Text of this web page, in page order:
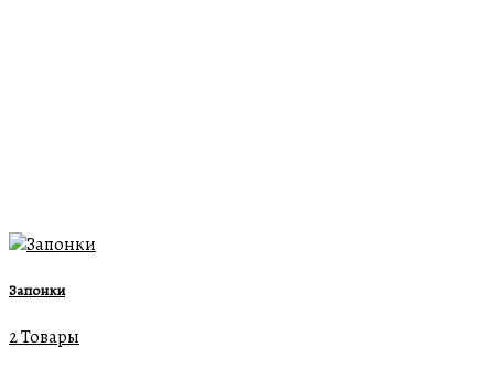
Запонки
2 Товары